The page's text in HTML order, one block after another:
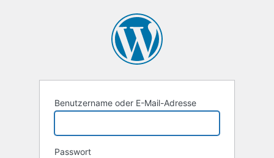
Benutzername oder E-Mail-Adresse
Passwort